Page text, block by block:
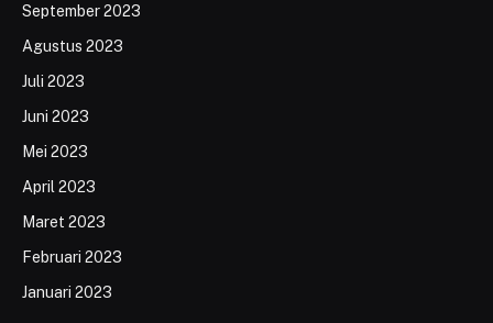
September 2023
Agustus 2023
Juli 2023
Juni 2023
Mei 2023
April 2023
Maret 2023
Februari 2023
Januari 2023